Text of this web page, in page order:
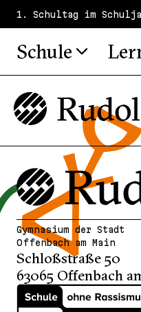
1. Schultag im
Schule
Gymnasium der Stadt
Offenbach am Main
Schloßstraße 50
63065 Offenbach